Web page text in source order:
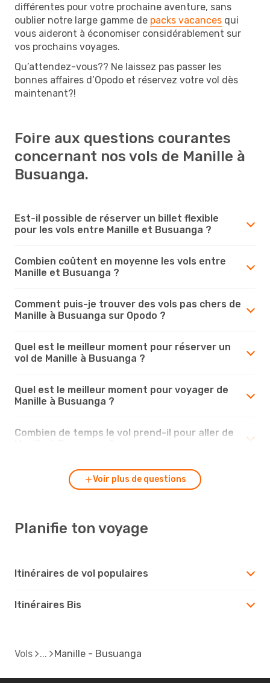
différentes pour votre prochaine aventure, sans
oublier notre large gamme de packs vacances qui
vous aideront à économiser considérablement sur
vos prochains voyages.
Qu’attendez-vous?? Ne laissez pas passer les
bonnes affaires d’Opodo et réservez votre vol dès
maintenant?!
Foire aux questions courantes
concernant nos vols de Manille à
Busuanga.
Est-il possible de réserver un billet flexible
pour les vols entre Manille et Busuanga ?
Combien coûtent en moyenne les vols entre
Manille et Busuanga ?
Comment puis-je trouver des vols pas chers de
Manille à Busuanga sur Opodo ?
Quel est le meilleur moment pour réserver un
vol de Manille à Busuanga ?
Quel est le meilleur moment pour voyager de
Manille à Busuanga ?
Combien de temps le vol prend-il pour aller de
Voir plus de questions
Planifie ton voyage
Itinéraires de vol populaires
Itinéraires Bis
Vols Manille - Busuanga